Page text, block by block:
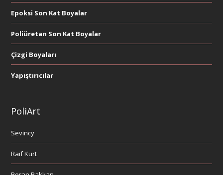
Epoksi Son Kat Boyalar
Poliüretan Son Kat Boyalar
Çizgi Boyaları
Yapıştırıcılar
PoliArt
Sevincy
Raif Kurt